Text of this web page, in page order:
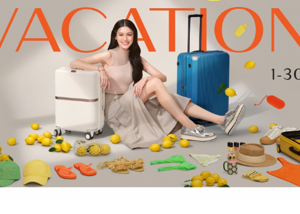
แฟชั่น @Megabangna